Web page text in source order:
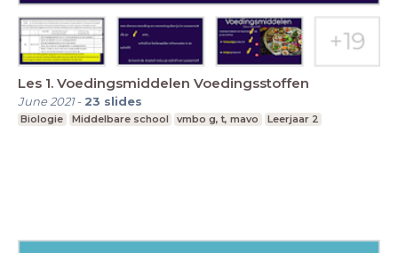
Les 1. Voedingsmiddelen Voedingsstoffen
June 2021- 23 slides
Biologie Middelbare school vmbo g, t, mavo Leerjaar 2